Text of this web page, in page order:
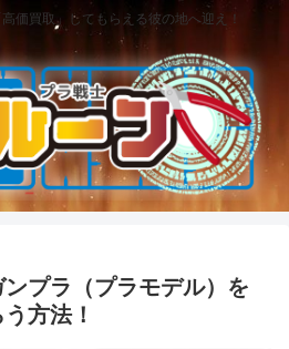
価買取」してもらえる彼の地へ迎え！
プラ（プラモデル）を
方法！